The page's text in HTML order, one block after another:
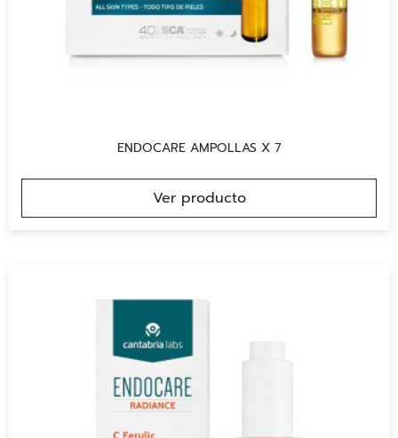
ENDOCARE AMPOLLAS X 7
Ver producto